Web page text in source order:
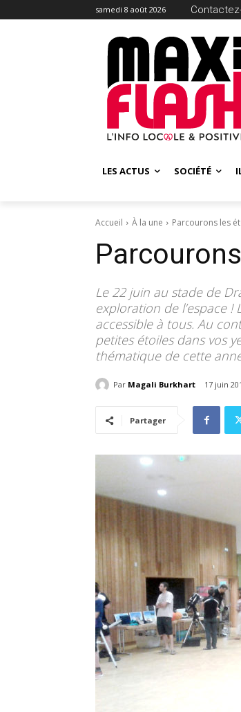
samedi 8 août 2026
LES ACTUS SOCIÉTÉ
Accueil À la une Parcourons les
Le 22 juin au stade de
exploration de l’espace !
accessible à tous. Au
petites étoiles dans vos
thématique de cette
Par Magali Burkhart 17 juin
Partager